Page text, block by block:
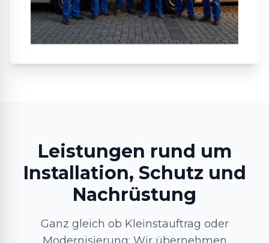
Leistungen rund um
Installation, Schutz und
Nachrüstung
Ganz gleich ob Kleinstauftrag oder